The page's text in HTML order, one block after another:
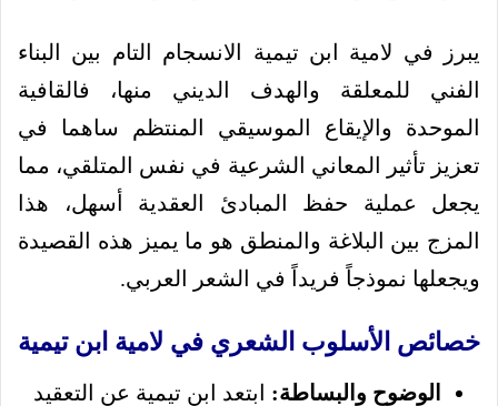
يبرز في لامية ابن تيمية الانسجام التام بين البناء
الفني للمعلقة والهدف الديني منها، فالقافية
الموحدة والإيقاع الموسيقي المنتظم ساهما في
تعزيز تأثير المعاني الشرعية في نفس المتلقي، مما
يجعل عملية حفظ المبادئ العقدية أسهل، هذا
المزج بين البلاغة والمنطق هو ما يميز هذه القصيدة
ويجعلها نموذجاً فريداً في الشعر العربي.
خصائص الأسلوب الشعري في لامية ابن تيمية
الوضوح والبساطة: ابتعد ابن تيمية عن التعقيد